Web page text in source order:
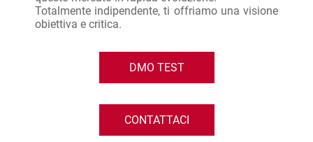
Totalmente indipendente, ti offriamo una visione
obiettiva e critica.
DMO TEST
CONTATTACI